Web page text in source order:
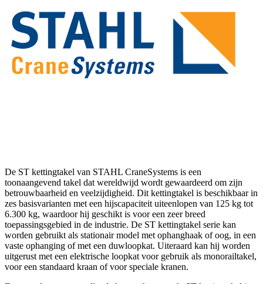
De ST kettingtakel van STAHL CraneSystems is een
toonaangevend takel dat wereldwijd wordt gewaardeerd om zijn
betrouwbaarheid en veelzijdigheid. Dit kettingtakel is beschikbaar in
zes basisvarianten met een hijscapaciteit uiteenlopen van 125 kg tot
6.300 kg, waardoor hij geschikt is voor een zeer breed
toepassingsgebied in de industrie. De ST kettingtakel serie kan
worden gebruikt als stationair model met ophanghaak of oog, in een
vaste ophanging of met een duwloopkat. Uiteraard kan hij worden
uitgerust met een elektrische loopkat voor gebruik als monorailtakel,
voor een standaard kraan of voor speciale kranen.